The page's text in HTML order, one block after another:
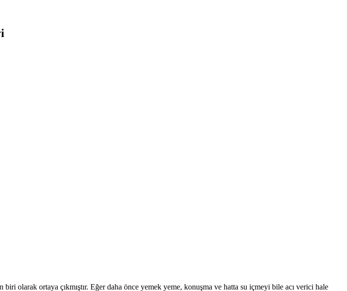
olarak ortaya çıkmıştır. Eğer daha önce yemek yeme, konuşma ve hatta su içmeyi bile acı verici hale